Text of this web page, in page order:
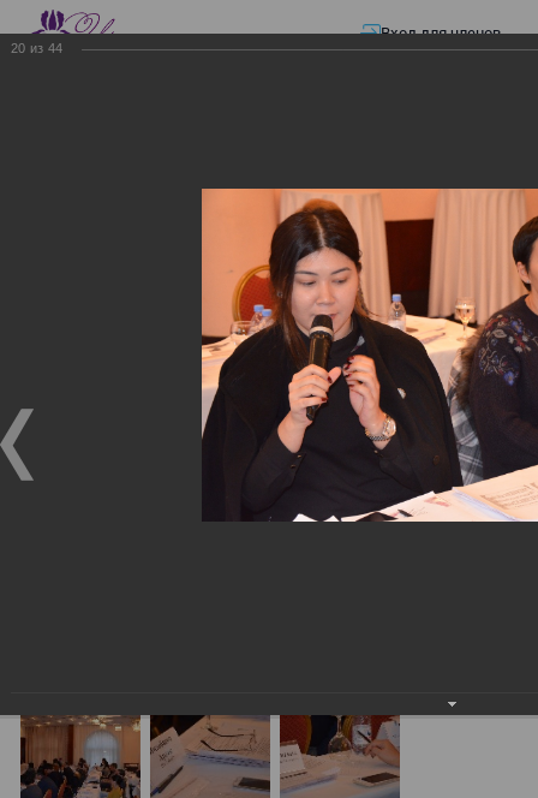
Вход для членов
ЭЛЕКТРОННЫЕ СЧЕТА-ФАКТУРЫ.
ЭЛЕКТРОННЫЕ СЧЕТА-
ФАКТУРЫ. ВИРТУАЛЬНЫЙ
ЭЛЕКТРОННЫЕ СЧЕТА-ФАКТУРЫ. ВИРТУАЛЬНЫЙ
СКЛАД.
Семинар с КГД и разработчиками
20 из 44